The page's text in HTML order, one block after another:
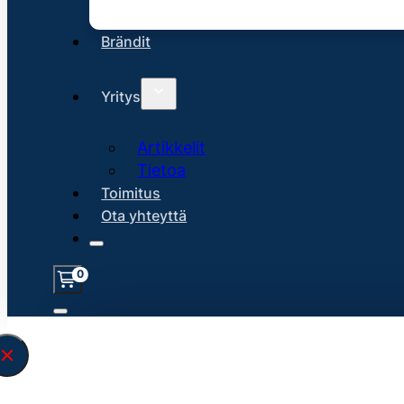
Brändit
Yritys
Artikkelit
Tietoa
Toimitus
Ota yhteyttä
0